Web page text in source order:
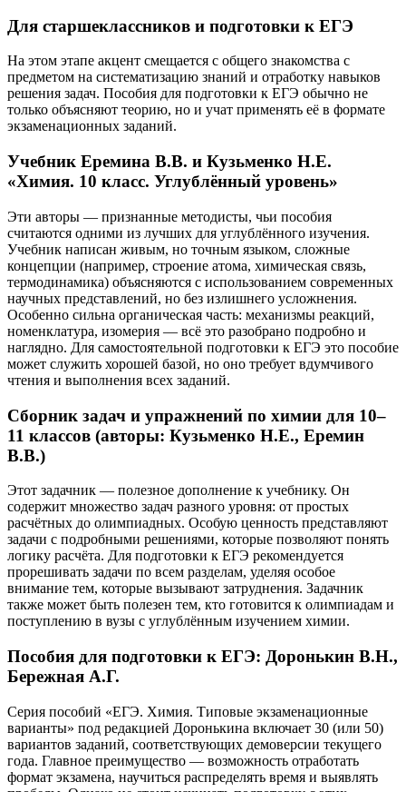
Для старшеклассников и подготовки к ЕГЭ
На этом этапе акцент смещается с общего знакомства с
предметом на систематизацию знаний и отработку навыков
решения задач. Пособия для подготовки к ЕГЭ обычно не
только объясняют теорию, но и учат применять её в формате
экзаменационных заданий.
Учебник Еремина В.В. и Кузьменко Н.Е.
«Химия. 10 класс. Углублённый уровень»
Эти авторы — признанные методисты, чьи пособия
считаются одними из лучших для углублённого изучения.
Учебник написан живым, но точным языком, сложные
концепции (например, строение атома, химическая связь,
термодинамика) объясняются с использованием современных
научных представлений, но без излишнего усложнения.
Особенно сильна органическая часть: механизмы реакций,
номенклатура, изомерия — всё это разобрано подробно и
наглядно. Для самостоятельной подготовки к ЕГЭ это пособие
может служить хорошей базой, но оно требует вдумчивого
чтения и выполнения всех заданий.
Сборник задач и упражнений по химии для 10–
11 классов (авторы: Кузьменко Н.Е., Еремин
В.В.)
Этот задачник — полезное дополнение к учебнику. Он
содержит множество задач разного уровня: от простых
расчётных до олимпиадных. Особую ценность представляют
задачи с подробными решениями, которые позволяют понять
логику расчёта. Для подготовки к ЕГЭ рекомендуется
прорешивать задачи по всем разделам, уделяя особое
внимание тем, которые вызывают затруднения. Задачник
также может быть полезен тем, кто готовится к олимпиадам и
поступлению в вузы с углублённым изучением химии.
Пособия для подготовки к ЕГЭ: Доронькин В.Н.,
Бережная А.Г.
Серия пособий «ЕГЭ. Химия. Типовые экзаменационные
варианты» под редакцией Доронькина включает 30 (или 50)
вариантов заданий, соответствующих демоверсии текущего
года. Главное преимущество — возможность отработать
формат экзамена, научиться распределять время и выявлять